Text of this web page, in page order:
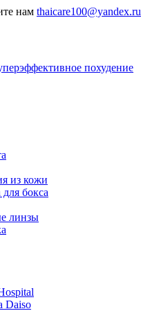
нам thaicare100@yandex.ru
похудение
из кожи
бокса
линзы
Daiso